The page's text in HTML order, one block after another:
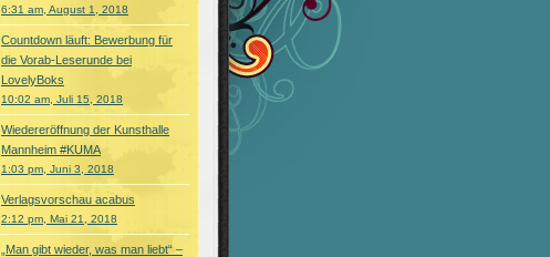
6:31 am, August 1, 2018
Countdown läuft: Bewerbung für
die Vorab-Leserunde bei
LovelyBoks
10:02 am, Juli 15, 2018
Wiedereröffnung der Kunsthalle
Mannheim #KUMA
1:03 pm, Juni 3, 2018
Verlagsvorschau acabus
2:12 pm, Mai 21, 2018
„Man gibt wieder, was man liebt“ –